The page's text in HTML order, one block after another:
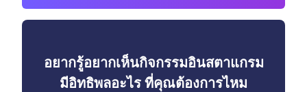
อยากรู้อยากเห็นกิจกรรมอินสตาแกรม
มีอิทธิพลอะไร ที่คุณต้องการไหม